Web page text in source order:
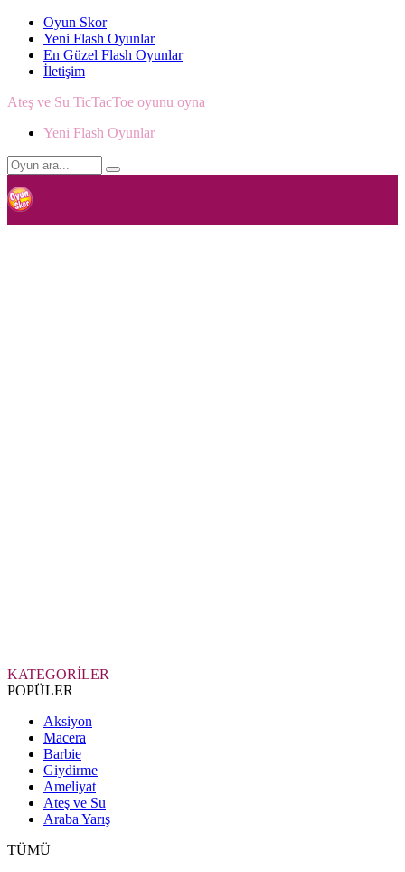
Oyun Skor
Yeni Flash Oyunlar
En Güzel Flash Oyunlar
İletişim
Ateş ve Su TicTacToe oyunu oyna
Yeni Flash Oyunlar
KATEGORİLER
POPÜLER
Aksiyon
Macera
Barbie
Giydirme
Ameliyat
Ateş ve Su
Araba Yarış
TÜMÜ